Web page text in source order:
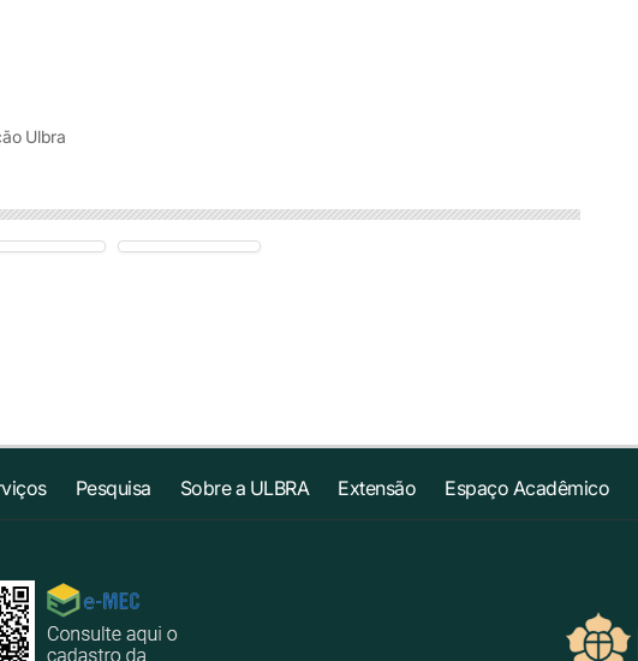
Ulbra
Pesquisa Sobre a ULBRA Extensão Espaço Acadêmico